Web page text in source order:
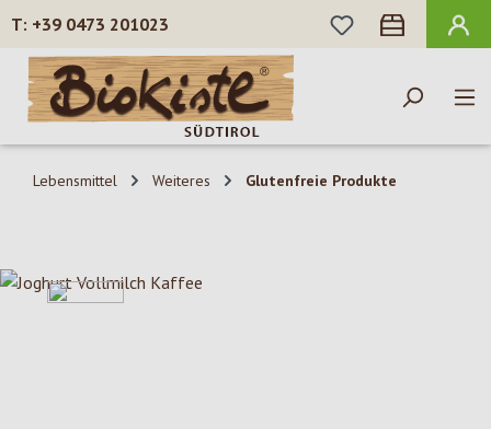
Zum Hauptinhalt springen
+39 0473 201023
DU HAST 0
Lebensmittel Weiteres Glutenfreie Produkte
Bildergalerie überspringen